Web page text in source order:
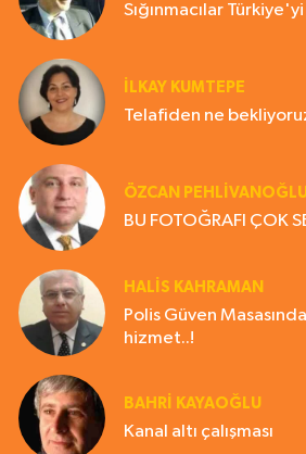
Sığınmacılar
İLKAY KUMTEPE
Telafiden ne
ÖZCAN
BU FOTOĞRAFI ÇOK
HALIS KAHRAMAN
Polis Güven
hizmet..!
BAHRI KAYAOĞLU
Kanal altı çalışması